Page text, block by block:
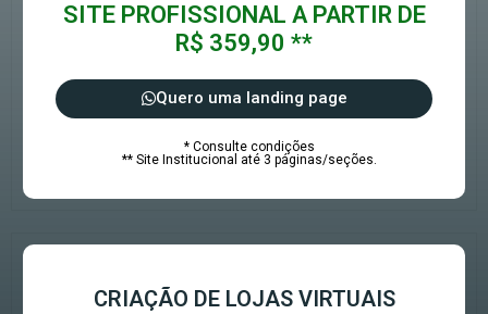
SITE PROFISSIONAL A PARTIR DE
R$ 359,90 **
Quero uma landing page
* Consulte condições
** Site Institucional até 3 páginas/seções.
CRIAÇÃO DE LOJAS VIRTUAIS